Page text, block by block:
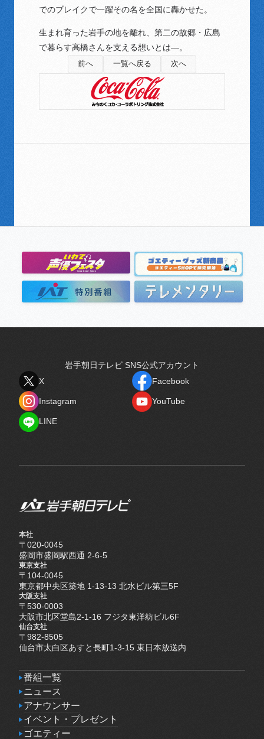
でのブレイクで一躍その名を全国に轟かせた。
生まれ育った岩手の地を離れ、第二の故郷・広島
で暮らす高橋さんを支える想いとは―。
前へ 一覧へ戻る 次へ
岩手朝日テレビ SNS公式アカウント
X
Facebook
Instagram
YouTube
LINE
本社
〒020-0045
盛岡市盛岡駅西通 2-6-5
東京支社
〒104-0045
東京都中央区築地 1-13-13 北水ビル第三5F
大阪支社
〒530-0003
大阪市北区堂島2-1-16 フジタ東洋紡ビル6F
仙台支社
〒982-8505
仙台市太白区あすと長町1-3-15 東日本放送内
番組一覧
番組一覧
ニュース
ニュース
アナウンサー
アナウンサー
イベント・プレゼント
イベント・プレゼント
ゴエティー